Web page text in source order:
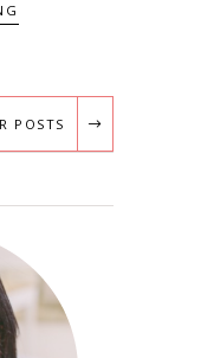
POSTS